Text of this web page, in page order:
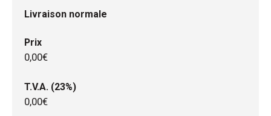
Livraison normale
Prix
0,00€
T.V.A. (23%)
0,00€